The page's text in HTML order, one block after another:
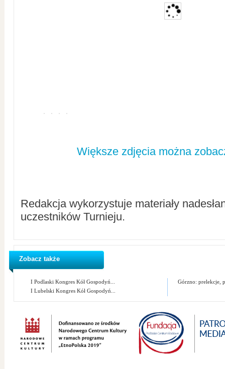
Większe zdjęcia można
Redakcja wykorzystuje materiały
uczestników Turnieju.
Zobacz także
I Podlaski Kongres Kół Gospodyń...
Górzno: prelekcje,
I Lubelski Kongres Kół Gospodyń...